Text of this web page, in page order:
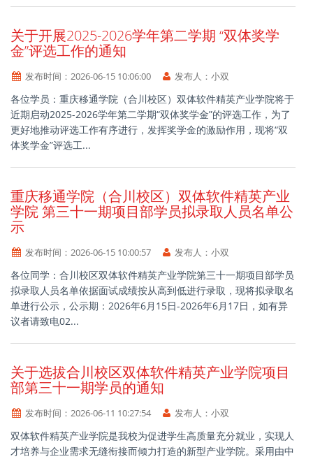
关于开展2025-2026学年第二学期 “双体奖学
金”评选工作的通知
发布时间： 2026-06-15 10:06:00 发布人： 小双
各位学员：重庆移通学院（合川校区）双体软件精英产业学院将于
近期启动2025-2026学年第二学期“双体奖学金”的评选工作，为了
更好地推动评选工作有序进行，发挥奖学金的激励作用，现将“双
体奖学金”评选工...
重庆移通学院（合川校区）双体软件精英产业
学院 第三十一期项目部学员拟录取人员名单公
示
发布时间： 2026-06-15 10:00:57 发布人： 小双
各位同学：合川校区双体软件精英产业学院第三十一期项目部学员
拟录取人员名单依据面试成绩按从高到低进行录取，现将拟录取名
单进行公示，公示期：2026年6月15日-2026年6月17日，如有异
议者请致电02...
关于选拔合川校区双体软件精英产业学院项目
部第三十一期学员的通知
发布时间： 2026-06-11 10:27:54 发布人： 小双
双体软件精英产业学院是我校为促进学生高质量充分就业，实现人
才培养与企业需求无缝衔接而倾力打造的新型产业学院。采用由中